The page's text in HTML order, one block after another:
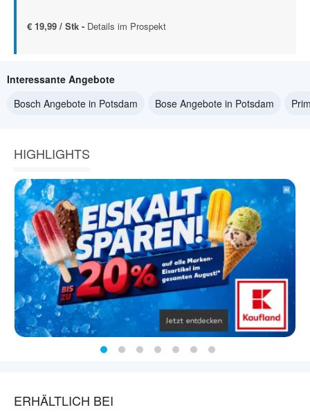
€ 19,99 / Stk - Details im Prospekt
Interessante Angebote
Bosch Angebote in Potsdam
Bose Angebote in Potsdam
HIGHLIGHTS
ERHÄLTLICH BEI